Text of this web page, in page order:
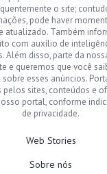
o site;
pode haver
atualizado. Também
com auxílio de
Além disso, parte da
e queremos que você
esses anúncios.
sites, conteúdos e
portal, conforme
de privacidade.
Web Stories
Sobre nós